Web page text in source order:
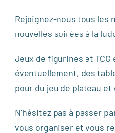
Rejoignez-nous tous les
nouvelles soirées à la
Jeux de figurines et
éventuellement, des
pour du jeu de plateau et
N’hésitez pas à passer
vous organiser et vous